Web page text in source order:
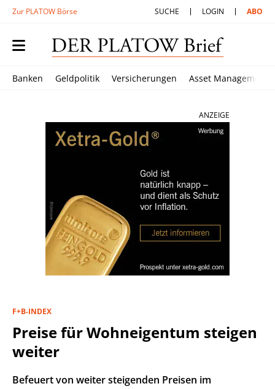
Zur PLATOW Börse SUCHE LOGIN ABO
Banken Geldpolitik Versicherungen Asset Management
ANZEIGE
F+B-INDEX
Preise für Wohneigentum steigen
weiter
Befeuert von weiter steigenden Preisen im